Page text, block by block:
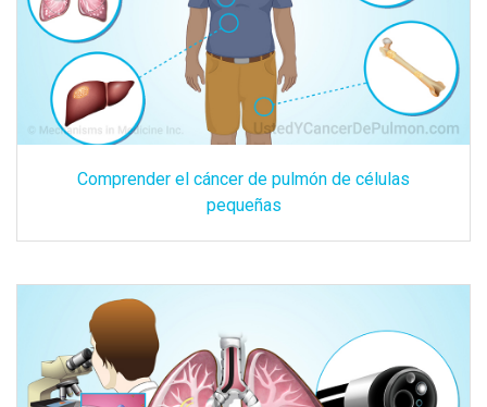
Comprender el cáncer de pulmón de células
pequeñas